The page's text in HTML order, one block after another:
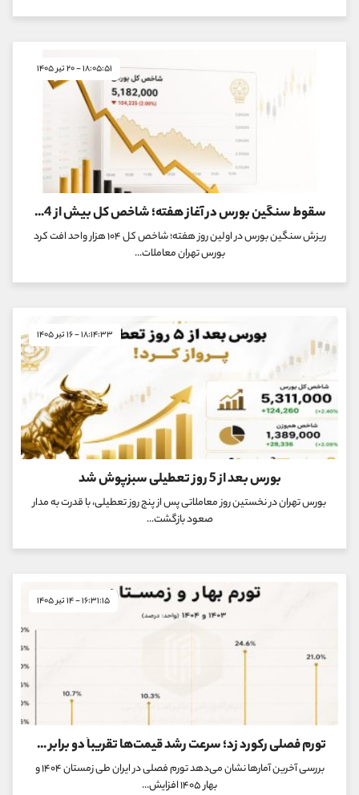
۱۸:۰۵:۵۱ - ۲۰ تیر ۱۴۰۵
سقوط سنگین بورس در آغاز هفته؛ شاخص کل بیش از 104 هزار واحد ریخت
ریزش سنگین بورس در اولین روز هفته؛ شاخص کل ۱۰۴ هزار واحد افت کرد
بورس تهران معاملات...
۱۸:۱۴:۳۳ - ۱۶ تیر ۱۴۰۵
بورس بعد از 5 روز تعطیلی سبزپوش شد
بورس تهران در نخستین روز معاملاتی پس از پنج روز تعطیلی، با قدرت به مدار
صعود بازگشت...
۱۶:۳۱:۱۵ - ۱۴ تیر ۱۴۰۵
تورم فصلی رکورد زد؛ سرعت رشد قیمت‌ها تقریباً دو برابر سال قبل شد
بررسی آخرین آمارها نشان می‌دهد تورم فصلی در ایران طی زمستان ۱۴۰۴ و
بهار ۱۴۰۵ افزایش...